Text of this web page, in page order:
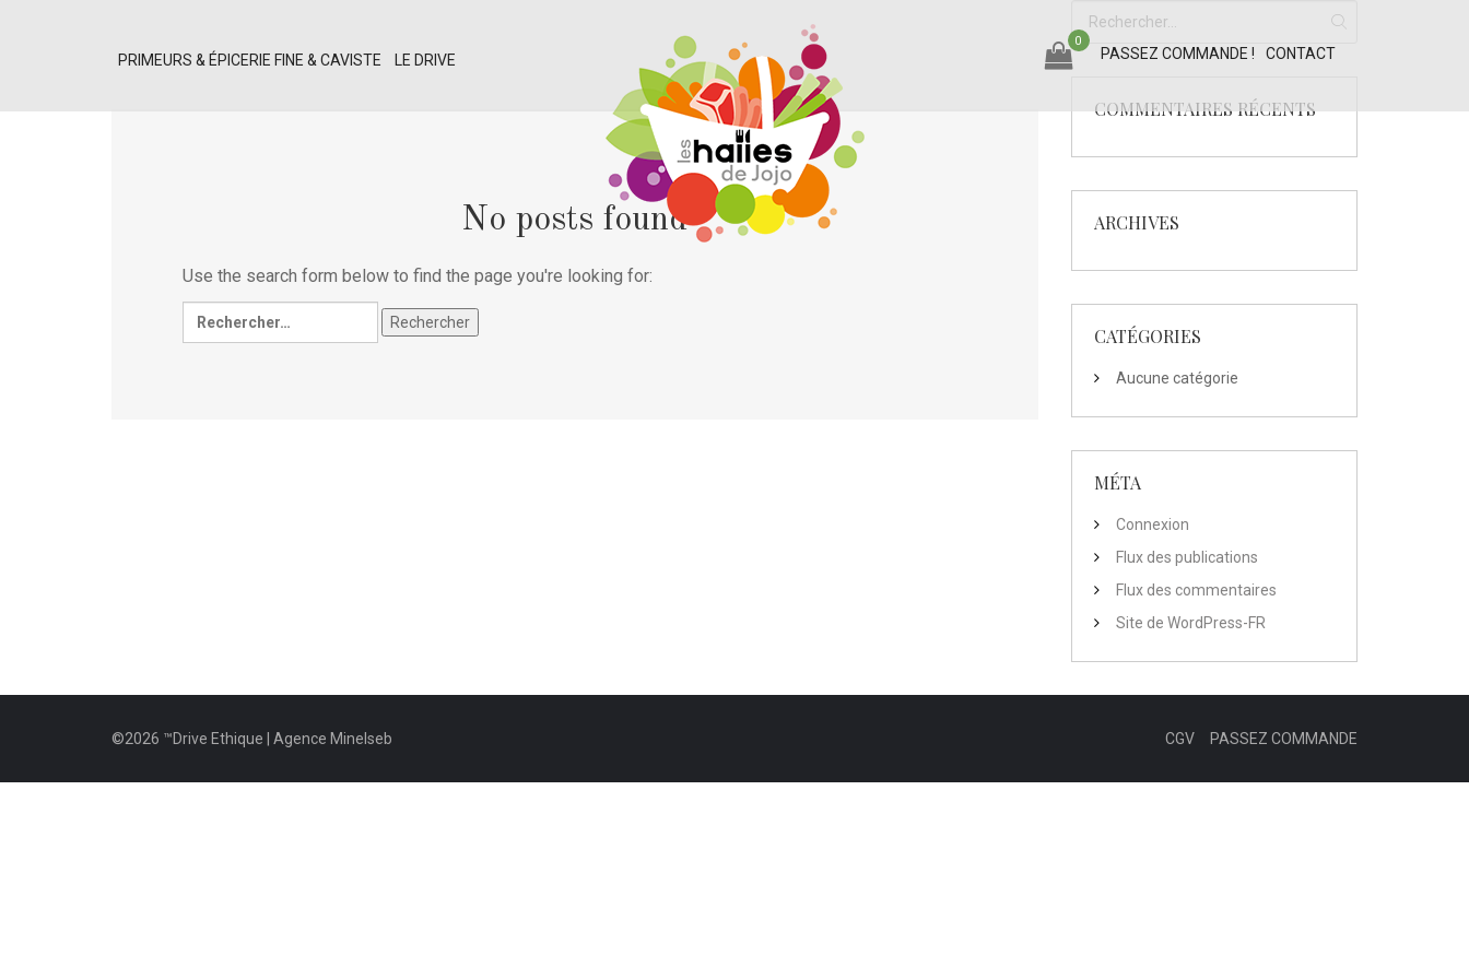
PRIMEURS & ÉPICERIE FINE & CAVISTE LE DRIVE
0
PASSEZ COMMANDE ! CONTACT
No posts found
Use the search form below to find the page you're looking for:
Rechercher :
COMMENTAIRES RÉCENTS
ARCHIVES
CATÉGORIES
Aucune catégorie
MÉTA
Connexion
Flux des publications
Flux des commentaires
Site de WordPress-FR
©2026 ™Drive Ethique Agence Minelseb CGV PASSEZ COMMANDE